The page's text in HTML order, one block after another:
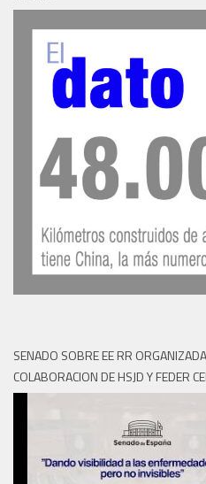
SENADO SOBRE EE RR
COLABORACION DE HSJD Y FEDER